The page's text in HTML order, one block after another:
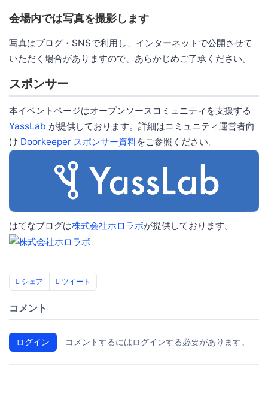
会場内では写真を撮影します
写真はブログ・SNSで利用し、インターネットで公開させて
いただく場合がありますので、あらかじめご了承ください。
スポンサー
本イベントページはオープンソースコミュニティを支援する
YassLab が提供しております。詳細はコミュニティ運営者向
け Doorkeeper スポンサー資料をご参照ください。
はてなブログは株式会社ホロラボが提供しております。
シェア ツイート
コメント
ログイン コメントするにはログインする必要があります。